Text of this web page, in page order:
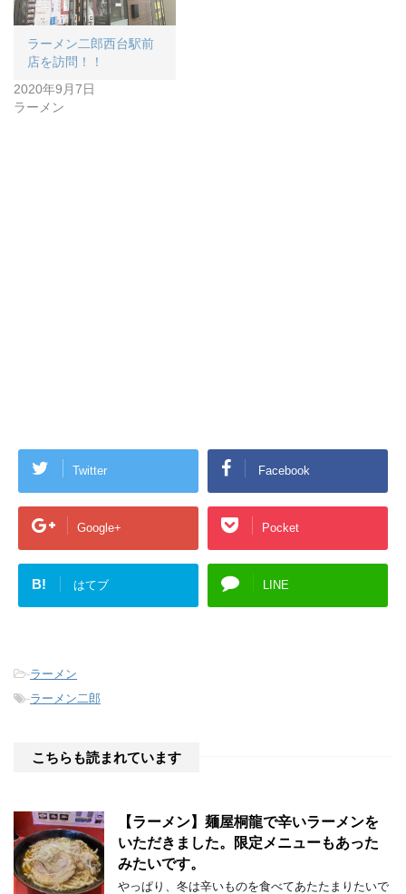
ラーメン二郎西台駅前
店を訪問！！
2020年9月7日
ラーメン
Twitter Facebook
Google+ Pocket
B! はてブ LINE
-ラーメン
-ラーメン二郎
こちらも読まれています
【ラーメン】麺屋桐龍で辛いラーメンを
いただきました。限定メニューもあった
みたいです。
やっぱり、冬は辛いものを食べてあたたまりたいで